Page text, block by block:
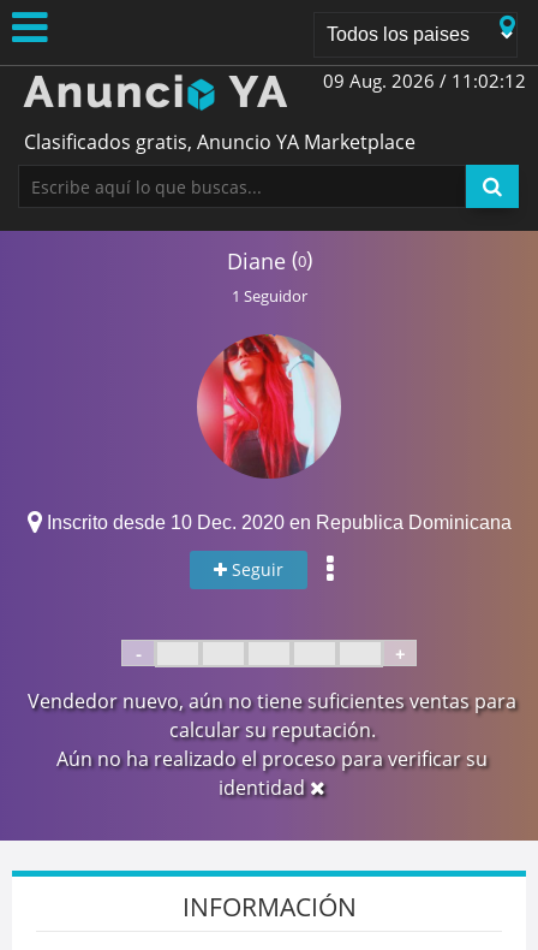
09 Aug. 2026 / 11:02:13
Clasificados gratis, Anuncio YA Marketplace
Diane(0)
1 Seguidor
Inscrito desde 10 Dec. 2020 en Republica Dominicana
Seguir
- +
Vendedor nuevo, aún no tiene suficientes ventas para
calcular su reputación.
Aún no ha realizado el proceso para verificar su
identidad
INFORMACIÓN